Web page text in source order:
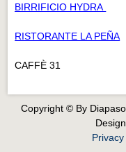
BIRRIFICIO HYDRA
RISTORANTE LA PEÑA
CAFFÈ 31
Copyright © By